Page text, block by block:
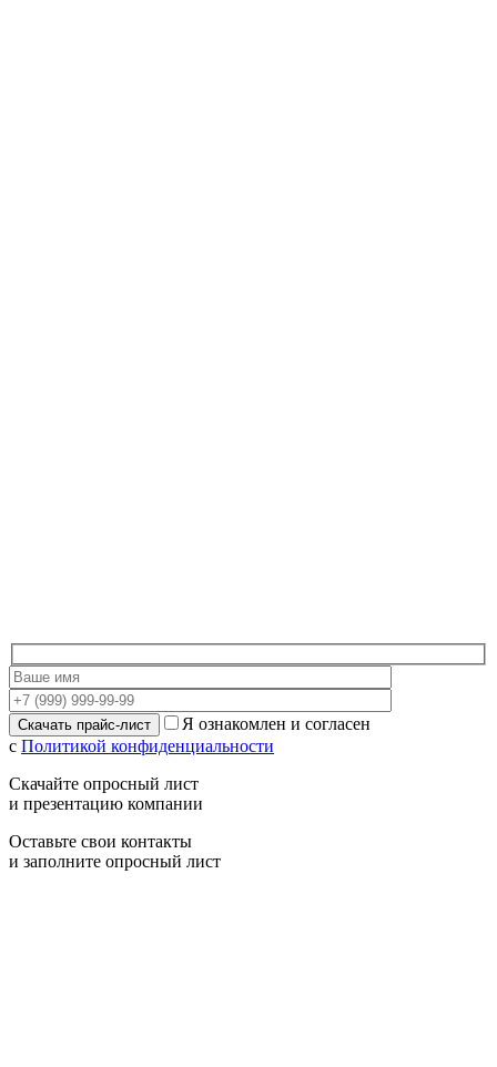
Я ознакомлен и согласен
с Политикой конфиденциальности
Скачайте опросный лист
и презентацию компании
Оставьте свои контакты
и заполните опросный лист